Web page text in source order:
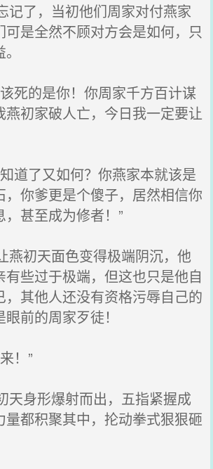
了，当初他们周家对付燕家
可是全然不顾对方会是如何，只
死的是你！你周家千方百计谋
燕初家破人亡，今日我一定要让
道了又如何？你燕家本就该是
，你爹更是个傻子，居然相信你
甚至成为修者！”
初天面色变得极端阴沉，他
有些过于极端，但这也只是他自
，其他人还没有资格污辱自己的
前的周家歹徒！
！”
身形爆射而出，五指紧握成
量都积聚其中，抡动拳式狠狠砸